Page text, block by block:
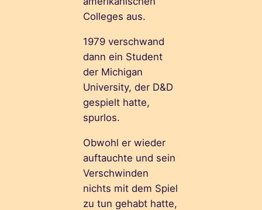
Colleges aus.
1979 verschwand
dann ein Student
der Michigan
University, der D&D
gespielt hatte,
spurlos.
Obwohl er wieder
auftauchte und sein
Verschwinden
nichts mit dem Spiel
zu tun gehabt hatte,